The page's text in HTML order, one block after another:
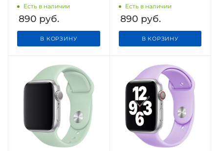
Есть в наличии
890 руб.
В КОРЗИНУ
Green
Есть в наличии
890 руб.
В КОРЗИНУ